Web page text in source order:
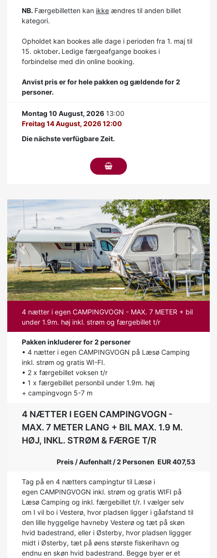
NB. Færgebilletten kan ikke ændres til anden billet
kategori.
Opholdet kan bookes alle dage i perioden fra 1. maj til
15. oktober. Ledige færgeafgange bookes i
forbindelse med din online booking.
Anvist pris er for hele pakken og gældende for 2
personer.
Montag 10 August, 2026 13:00
Freitag 14 August, 2026 12:00
Die nächste verfügbare Zeit.
Previous Next
4 nætter i egen CAMPINGVOGN - MAX. 7 METER + bil
under 1.9m. høj inkl. strøm og færgebillet t/r
Pakken inkluderer for 2 personer
• 4 nætter i egen CAMPINGVOGN på Læsø Camping
inkl. strøm og gratis WI-FI.
• 2 x færgebillet voksen t/r
• 1 x færgebillet personbil under 1.9m. høj
+ campingvogn 5-7 m
4 NÆTTER I EGEN CAMPINGVOGN -
MAX. 7 METER LANG + BIL MAX. 1.9 M.
HØJ, INKL. STRØM & FÆRGE T/R
Preis / Aufenhalt / 2 Personen EUR 407,53
Tag på en 4 nætters campingtur til Læsø i
egen CAMPINGVOGN inkl. strøm og gratis WIFI på
Læsø Camping og inkl. færgebillet t/r. I vælger selv
om I vil bo i Vesterø, hvor pladsen ligger i gåafstand til
den lille hyggelige havneby Vesterø og tæt på skøn
hvid badestrand, eller i Østerby, hvor pladsen liggger
midt i Østerby, tæt på øens største fiskerihavn og
endnu en skøn hvid badestrand. Begge byer er et